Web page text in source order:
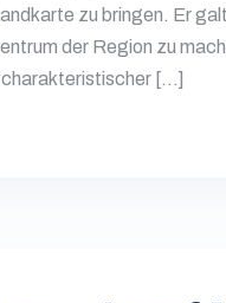
zu bringen. Er
der Region zu
[…]